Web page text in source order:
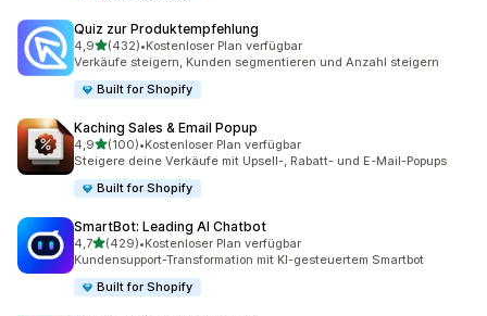
Quiz zur Produktempfehlung
4,9von 5 Sternen
(432)
432 Rezensionen insgesamt
•Kostenloser Plan verfügbar
Verkäufe steigern, Kunden segmentieren und Anzahl steigern
Built for Shopify
Kaching Sales & Email Popup
4,9von 5 Sternen
(100)
100 Rezensionen insgesamt
•Kostenloser Plan verfügbar
Steigere deine Verkäufe mit Upsell-, Rabatt- und E-Mail-Popups
Built for Shopify
SmartBot: Leading AI Chatbot
4,7von 5 Sternen
(429)
429 Rezensionen insgesamt
•Kostenloser Plan verfügbar
Kundensupport-Transformation mit KI-gesteuertem Smartbot
Built for Shopify